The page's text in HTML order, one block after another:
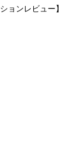
ョンレビュー】